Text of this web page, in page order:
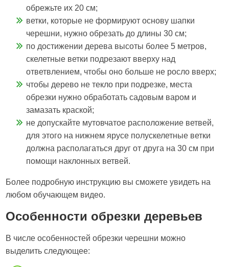
обрежьте их 20 см;
ветки, которые не формируют основу шапки
черешни, нужно обрезать до длины 30 см;
по достижении дерева высоты более 5 метров,
скелетные ветки подрезают вверху над
ответвлением, чтобы оно больше не росло вверх;
чтобы дерево не текло при подрезке, места
обрезки нужно обработать садовым варом и
замазать краской;
не допускайте мутовчатое расположение ветвей,
для этого на нижнем ярусе полускелетные ветки
должна располагаться друг от друга на 30 см при
помощи наклонных ветвей.
Более подробную инструкцию вы сможете увидеть на
любом обучающем видео.
Особенности обрезки деревьев
В числе особенностей обрезки черешни можно
выделить следующее: